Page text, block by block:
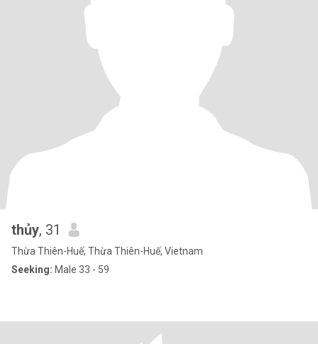
thủy, 31
Thừa Thiên-Huế, Thừa Thiên-Huế, Vietnam
Seeking: Male 33 - 59